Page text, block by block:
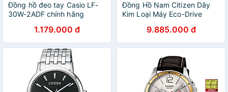
Đồng hồ đeo tay Casio LF-
30W-2ADF chính hãng
1.179.000 đ
Đồng Hồ Nam Citizen Dây
Kim Loại Máy Eco-Drive
9.885.000 đ